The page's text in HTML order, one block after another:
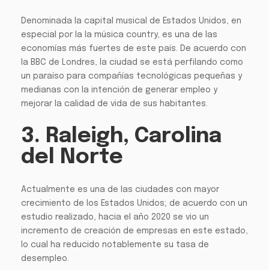
Denominada la capital musical de Estados Unidos, en
especial por la la música country, es una de las
economías más fuertes de este país. De acuerdo con
la BBC de Londres, la ciudad se está perfilando como
un paraíso para compañías tecnológicas pequeñas y
medianas con la intención de generar empleo y
mejorar la calidad de vida de sus habitantes.
3. Raleigh, Carolina
del Norte
Actualmente es una de las ciudades con mayor
crecimiento de los Estados Unidos; de acuerdo con un
estudio realizado, hacia el año 2020 se vio un
incremento de creación de empresas en este estado,
lo cual ha reducido notablemente su tasa de
desempleo.